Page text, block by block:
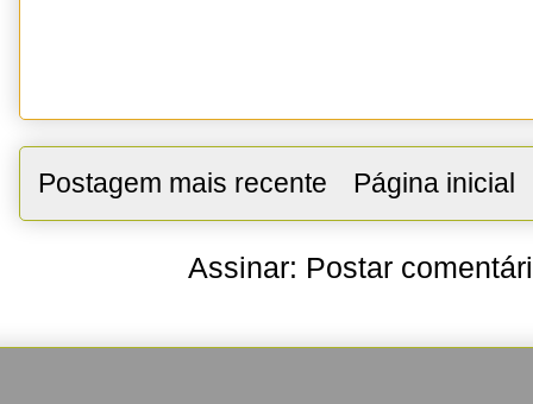
Postagem mais recente Página inicial
Assinar: Postar